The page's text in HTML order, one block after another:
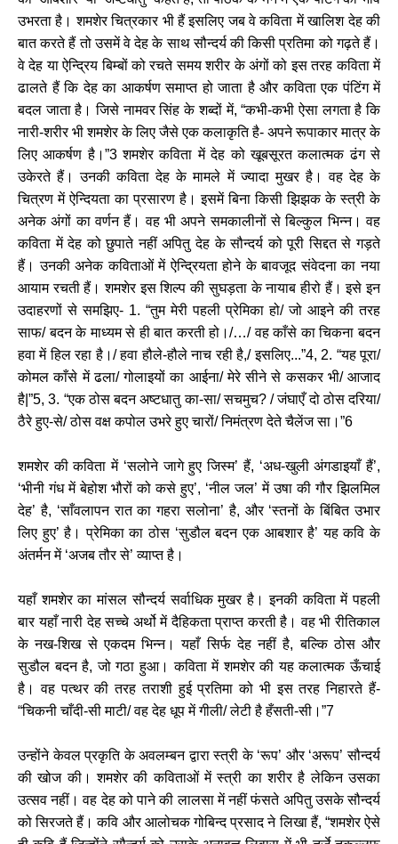
उभरता है। शमशेर चित्रकार भी हैं इसलिए जब वे कविता में खालिश देह की
बात करते हैं तो उसमें वे देह के साथ सौन्दर्य की किसी प्रतिमा को गढ़ते हैं।
वे देह या ऐन्द्रिय बिम्बों को रचते समय शरीर के अंगों को इस तरह कविता में
ढालते हैं कि देह का आकर्षण समाप्त हो जाता है और कविता एक पंटिंग में
बदल जाता है। जिसे नामवर सिंह के शब्दों में, “कभी-कभी ऐसा लगता है कि
नारी-शरीर भी शमशेर के लिए जैसे एक कलाकृति है- अपने रूपाकार मात्र के
लिए आकर्षण है।”3 शमशेर कविता में देह को खूबसूरत कलात्मक ढंग से
उकेरते हैं। उनकी कविता देह के मामले में ज्यादा मुखर है। वह देह के
चित्रण में ऐन्दियता का प्रसारण है। इसमें बिना किसी झिझक के स्त्री के
अनेक अंगों का वर्णन हैं। वह भी अपने समकालीनों से बिल्कुल भिन्न। वह
कविता में देह को छुपाते नहीं अपितु देह के सौन्दर्य को पूरी सिद्दत से गड़ते
हैं। उनकी अनेक कविताओं में ऐन्द्रियता होने के बावजूद संवेदना का नया
आयाम रचती हैं। शमशेर इस शिल्प की सुघड़ता के नायाब हीरो हैं। इसे इन
उदाहरणों से समझिए- 1. “तुम मेरी पहली प्रेमिका हो/ जो आइने की तरह
साफ/ बदन के माध्यम से ही बात करती हो।/…/ वह काँसे का चिकना बदन
हवा में हिल रहा है।/ हवा हौले-हौले नाच रही है,/ इसलिए...”4, 2. “यह पूरा/
कोमल काँसे में ढला/ गोलाइयों का आईना/ मेरे सीने से कसकर भी/ आजाद
है|”5, 3. “एक ठोस बदन अष्टधातु का-सा/ सचमुच? / जंघाएँ दो ठोस दरिया/
ठैरे हुए-से/ ठोस वक्ष कपोल उभरे हुए चारों/ निमंत्रण देते चैलेंज सा।”6
शमशेर की कविता में ‘सलोने जागे हुए जिस्म’ हैं, ‘अध-खुली अंगडाइयाँ हैं’,
‘भीनी गंध में बेहोश भौरों को कसे हुए’, ‘नील जल’ में उषा की गौर झिलमिल
देह’ है, ‘साँवलापन रात का गहरा सलोना’ है, और ‘स्तनों के बिंबित उभार
लिए हुए’ है। प्रेमिका का ठोस ‘सुडौल बदन एक आबशार है’ यह कवि के
अंतर्मन में ‘अजब तौर से’ व्याप्त है।
यहाँ शमशेर का मांसल सौन्दर्य सर्वाधिक मुखर है। इनकी कविता में पहली
बार यहाँ नारी देह सच्चे अर्थो में दैहिकता प्राप्त करती है। वह भी रीतिकाल
के नख-शिख से एकदम भिन्न। यहाँ सिर्फ देह नहीं है, बल्कि ठोस और
सुडौल बदन है, जो गठा हुआ। कविता में शमशेर की यह कलात्मक ऊँचाई
है। वह पत्थर की तरह तराशी हुई प्रतिमा को भी इस तरह निहारते हैं-
“चिकनी चाँदी-सी माटी/ वह देह धूप में गीली/ लेटी है हँसती-सी।”7
उन्होंने केवल प्रकृति के अवलम्बन द्वारा स्त्री के ‘रूप’ और ‘अरूप’ सौन्दर्य
की खोज की। शमशेर की कविताओं में स्त्री का शरीर है लेकिन उसका
उत्सव नहीं। वह देह को पाने की लालसा में नहीं फंसते अपितु उसके सौन्दर्य
को सिरजते हैं। कवि और आलोचक गोबिन्द प्रसाद ने लिखा हैं, “शमशेर ऐसे